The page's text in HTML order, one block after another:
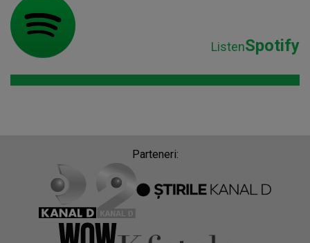
ListenSpotify
Parteneri: